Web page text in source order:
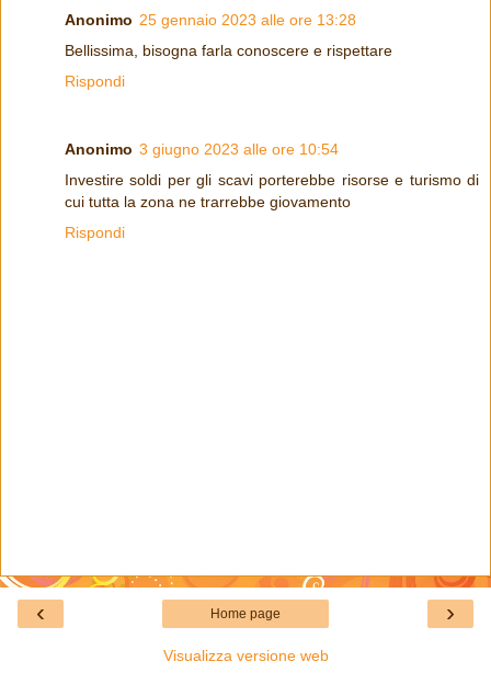
Anonimo 25 gennaio 2023 alle ore 13:28
Bellissima, bisogna farla conoscere e rispettare
Rispondi
Anonimo 3 giugno 2023 alle ore 10:54
Investire soldi per gli scavi porterebbe risorse e turismo di
cui tutta la zona ne trarrebbe giovamento
Rispondi
‹ ›
Home page
Visualizza versione web